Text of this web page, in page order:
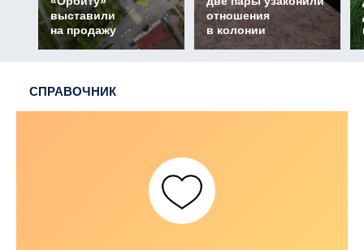
выставили
на продажу
отношения
в колонии
СПРАВОЧНИК